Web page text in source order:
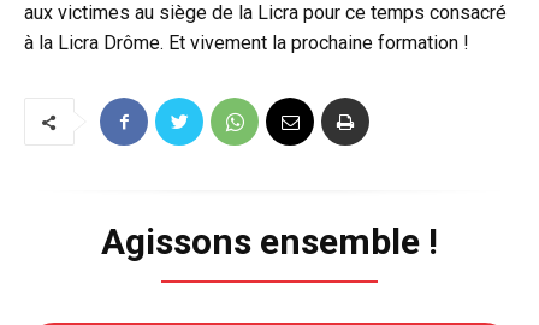
aux victimes au siège de la Licra pour ce temps consacré
à la Licra Drôme. Et vivement la prochaine formation !
Agissons ensemble !